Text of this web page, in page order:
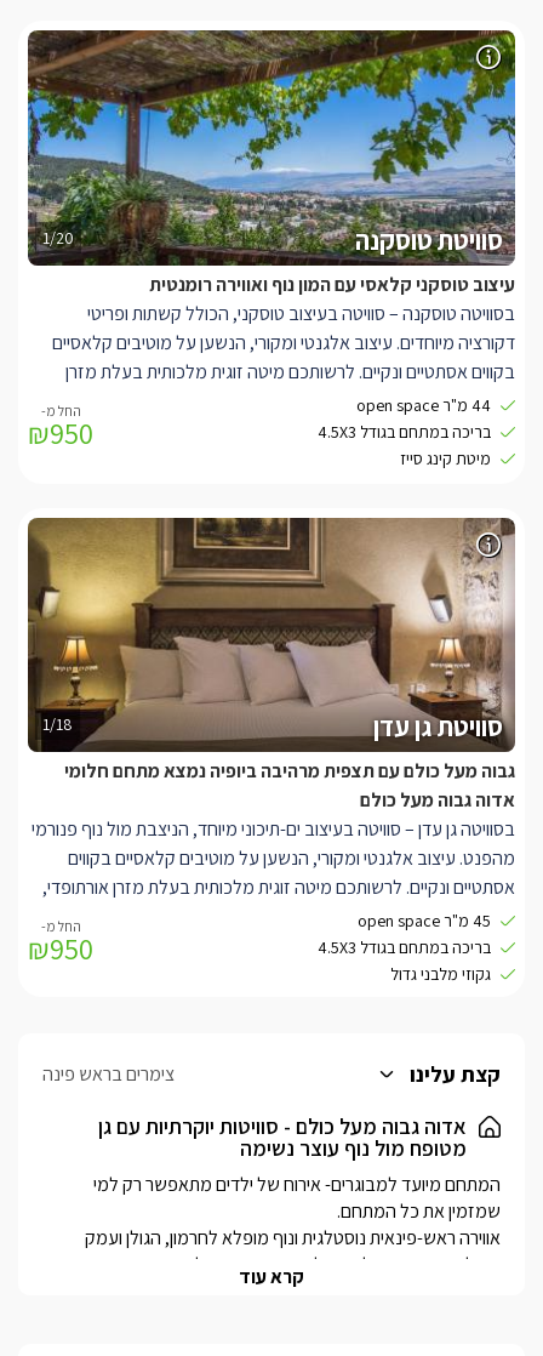
מחוממת באבן עתיקה (3/ 4.5) המשקיפה לנוף פנורמי וסביבה פינות
ישיבה ודלפק בר הניצבים מול הנוף, צמחייה פסטורלית וערסלים.
1/20 סוויטת טוסקנה
עיצוב טוסקני קלאסי עם המון נוף ואווירה רומנטית
בסוויטה טוסקנה – סוויטה בעיצוב טוסקני, הכולל קשתות ופריטי
דקורציה מיוחדים. עיצוב אלגנטי ומקורי, הנשען על מוטיבים קלאסיים
בקווים אסתטיים ונקיים. לרשותכם מיטה זוגית מלכותית בעלת מזרן
אורתופדי, ג'קוזי מלבני גדול, חוויית צפייה מעולה, חלונות גדולים לנוף
ולתאורה טבעית המעוטרים בוילונות החשכה לפי הצורך, פינת ישיבה
סלונית מעוצבת, קמין מפנק, מקלחון נפרד מפנק עם ראש גשם, פינת
מבריכה מחוממת באבן עתיקה (3/ 4.5) המשקיפה לנוף פנורמי וסביבה
פינות ישיבה ודלפק בר הניצבים מול הנוף, צמחייה פסטורלית וערסלים.
44 מ"ר open space
בריכה במתחם בגודל 4.5X3
מיטת קינג סייז
₪950
1/18 סוויטת גן עדן
גבוה מעל כולם עם תצפית מרהיבה ביופיה נמצא מתחם חלומי
אדוה גבוה מעל כולם
בסוויטה גן עדן – סוויטה בעיצוב ים-תיכוני מיוחד, הניצבת מול נוף פנורמי
מהפנט. עיצוב אלגנטי ומקורי, הנשען על מוטיבים קלאסיים בקווים
אסתטיים ונקיים. לרשותכם מיטה זוגית מלכותית בעלת מזרן אורתופדי,
ג'קוזי מלבני גדול, חוויית צפייה מעולה, חלונות גדולים לנוף ולתאורה
טבעית המעוטרים בוילונות החשכה לפי הצורך, פינת ישיבה סלונית
מעוצבת, קמין מפנק, מקלחון נפרד מפנק עם ראש גשם, פינת אוכל,
ישיבה ודלפק בר הניצבים מול הנוף, צמחייה פסטורלית וערסלים.
45 מ"ר open space
בריכה במתחם בגודל 4.5X3
גקוזי מלבני גדול
₪950
קצת עלינו צימרים בראש פינה
אדוה גבוה מעל כולם - סוויטות יוקרתיות עם גן
מטופח מול נוף עוצר נשימה
קרא עוד